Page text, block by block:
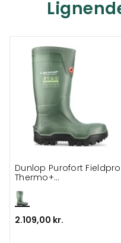
Dunlop Purofort Fieldpro
Thermo+
2.109,00 kr.